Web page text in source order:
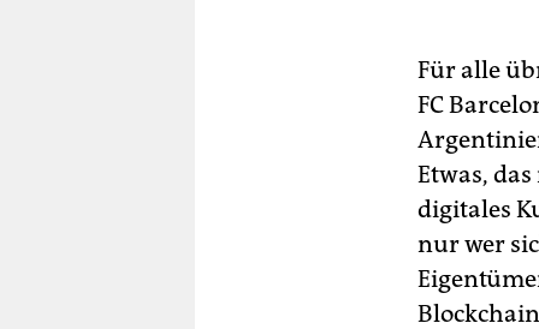
Für alle
FC
Etwas,
digitales
nur wer